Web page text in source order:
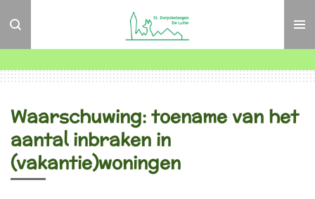
direct
naar
de
Waarschuwing: toename van het
aantal inbraken in
(vakantie)woningen